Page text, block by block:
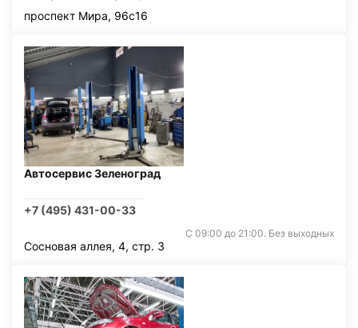
проспект Мира, 96с16
Автосервис Зеленоград
+7 (495) 431-00-33
С 09:00 до 21:00. Без выходных
Сосновая аллея, 4, стр. 3